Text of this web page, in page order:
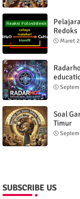
Redoks
Maret
Soal
Timur
SUBSCRIBE US